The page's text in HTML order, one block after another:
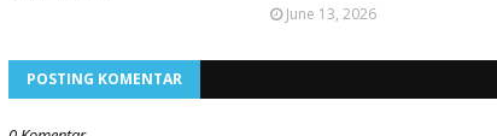
June 13, 2026
POSTING KOMENTAR